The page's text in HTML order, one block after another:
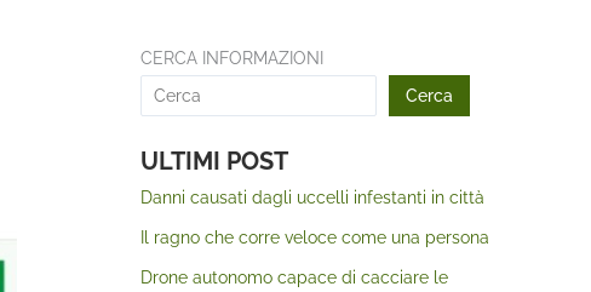
CERCA INFORMAZIONI
Cerca
ULTIMI POST
Danni causati dagli uccelli infestanti in città
Il ragno che corre veloce come una persona
Drone autonomo capace di cacciare le